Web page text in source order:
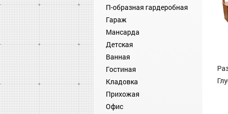
П-образная гардеробная
Гараж
Мансарда
Детская
Ванная
Гостиная
Кладовка
Прихожая
Офис